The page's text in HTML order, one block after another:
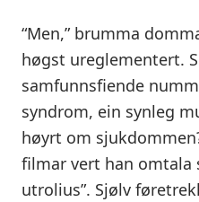
“Men,” brumma
høgst ureglementert.
samfunnsfiende
syndrom, ein synleg
høyrt om
filmar vert han omtala
utrolius”. Sjølv